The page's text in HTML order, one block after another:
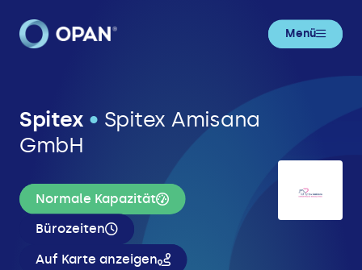
Menü
Spitex • Spitex Amisana
GmbH
Normale Kapazität
Bürozeiten
Auf Karte anzeigen